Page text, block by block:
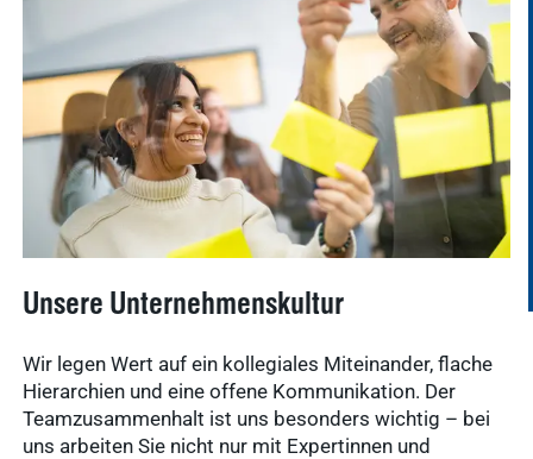
Unsere Unternehmenskultur
Wir legen Wert auf ein kollegiales Miteinander, flache
Hierarchien und eine offene Kommunikation. Der
Teamzusammenhalt ist uns besonders wichtig – bei
uns arbeiten Sie nicht nur mit Expertinnen und